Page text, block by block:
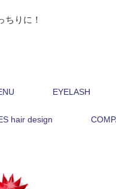
ちりに！
EYELASH
hair design